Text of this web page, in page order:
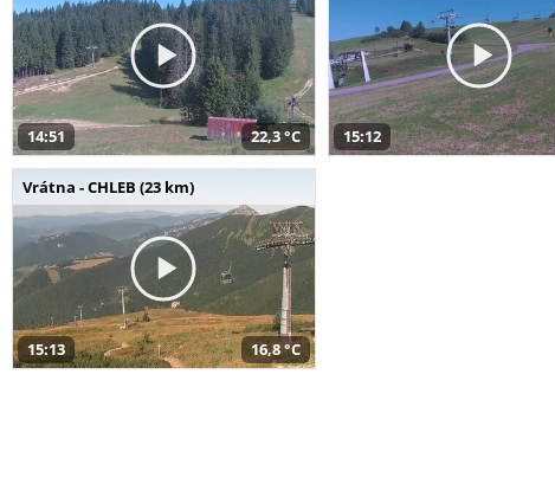
14:51 22,3 °C 15:12
Vrátna - CHLEB (23 km)
15:13 16,8 °C